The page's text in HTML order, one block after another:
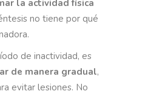
la actividad física
no tiene por qué
de inactividad, es
de manera gradual,
evitar lesiones. No